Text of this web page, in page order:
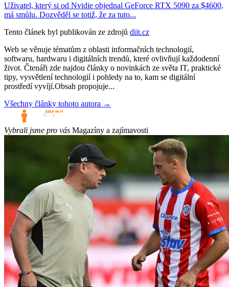
Uživatel, který si od Nvidie objednal GeForce RTX 5090 za $4600,
má smůlu. Dozvěděl se totiž, že za tuto...
Tento článek byl publikován ze zdrojů diit.cz
Web se věnuje tématům z oblasti informačních technologií,
softwaru, hardwaru i digitálních trendů, které ovlivňují každodenní
život. Čtenáři zde najdou články o novinkách ze světa IT, praktické
tipy, vysvětlení technologií i pohledy na to, kam se digitální
prostředí vyvíjí.Obsah propojuje...
Všechny články tohoto autora →
Vybrali jsme pro vás Magazíny a zajímavosti